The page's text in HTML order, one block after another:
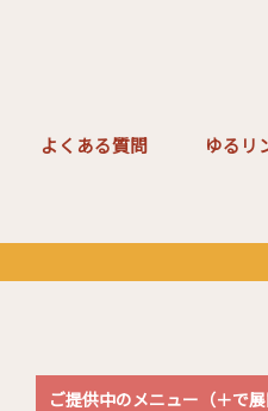
よくある質問 ゆるリ
ご提供中のメニュー（＋で展